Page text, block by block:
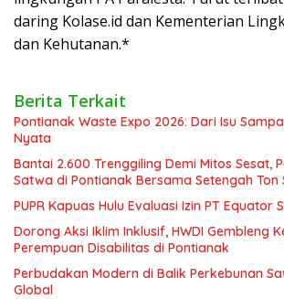
daring Kolase.id dan Kementerian
dan Kehutanan.*
Berita Terkait
Pontianak Waste Expo 2026: Dari Isu
Nyata
Bantai 2.600 Trenggiling Demi Mitos Sesat,
Satwa di Pontianak Bersama Setengah Ton
PUPR Kapuas Hulu Evaluasi Izin PT Equator
Dorong Aksi Iklim Inklusif, HWDI Gembleng
Perempuan Disabilitas di Pontianak
Perbudakan Modern di Balik Perkebunan
Global